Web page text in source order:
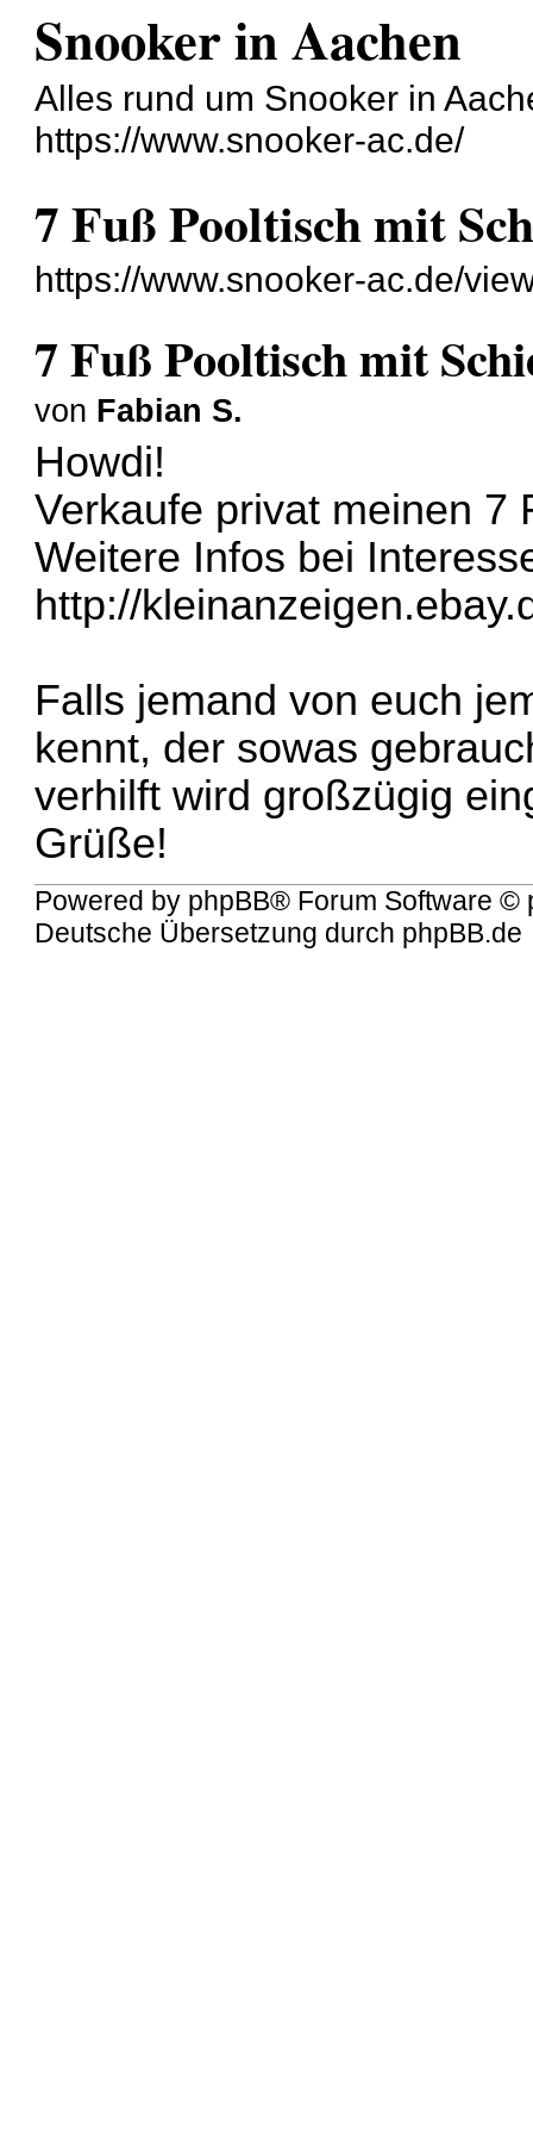
Snooker in Aachen
Alles rund um Snooker in
https://www.snooker-ac.de/
7 Fuß Pooltisch mit
https://www.snooker-ac.de/
7 Fuß Pooltisch mit
von Fabian S.
Howdi!
Verkaufe privat meinen 7
Weitere Infos bei
http://
Falls jemand von euch
kennt, der sowas
verhilft wird großzügig
Grüße!
Powered by phpBB® Forum Software ©
Deutsche Übersetzung durch phpBB.de